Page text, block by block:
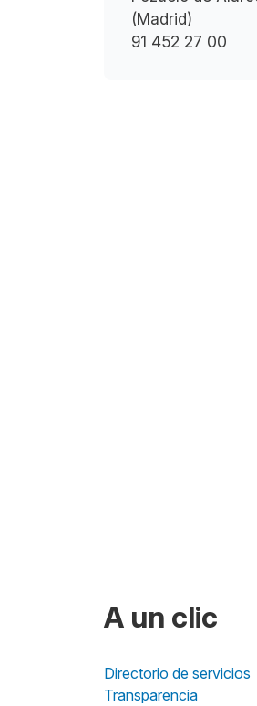
(Madrid)
91 452 27 00
A un clic
Directorio de servicios
Transparencia